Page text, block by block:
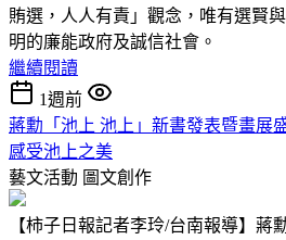
賄選，人人有責」觀念，唯有選賢
明的廉能政府及誠信社會。
繼續閱讀
1週前
蔣勳「池上 池上」新書發表暨畫展
感受池上之美
藝文活動 圖文創作
【柿子日報記者李玲/台南報導】蔣